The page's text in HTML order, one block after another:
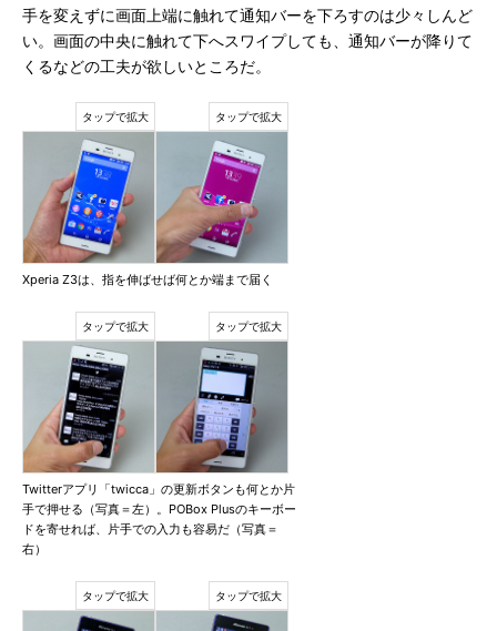
手を変えずに画面上端に触れて通知バーを下ろすのは少々しんど
い。画面の中央に触れて下へスワイプしても、通知バーが降りて
くるなどの工夫が欲しいところだ。
Xperia Z3は、指を伸ばせば何とか端まで届く
Twitterアプリ「twicca」の更新ボタンも何とか片
手で押せる（写真＝左）。POBox Plusのキーボー
ドを寄せれば、片手での入力も容易だ（写真＝
右）